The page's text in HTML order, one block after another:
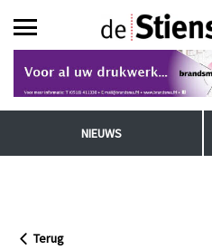
NIEUWS
Terug